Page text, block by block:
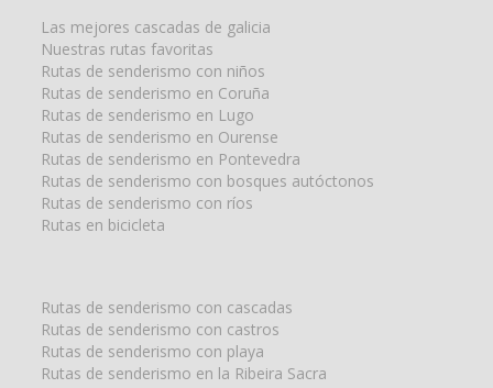
Las mejores cascadas de galicia
Nuestras rutas favoritas
Rutas de senderismo con niños
Rutas de senderismo en Coruña
Rutas de senderismo en Lugo
Rutas de senderismo en Ourense
Rutas de senderismo en Pontevedra
Rutas de senderismo con bosques autóctonos
Rutas de senderismo con ríos
Rutas en bicicleta
Rutas de senderismo con cascadas
Rutas de senderismo con castros
Rutas de senderismo con playa
Rutas de senderismo en la Ribeira Sacra